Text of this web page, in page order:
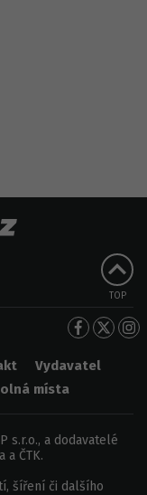
TOP
Vydavatel
místa
s.r.o., a dodavatelé
a ČTK.
šíření či dalšího